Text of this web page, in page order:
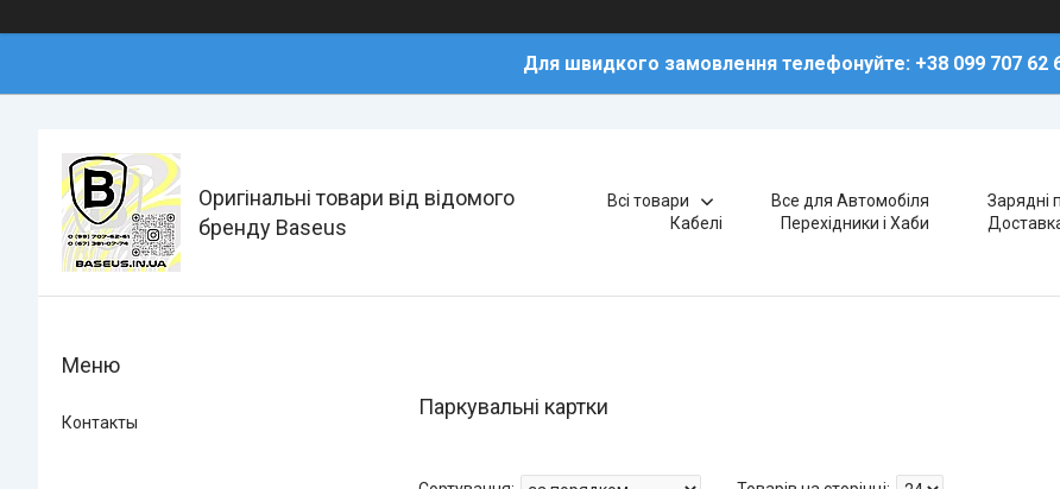
Для швидкого замовлення телефонуйте: +38 099 707 62
Оригінальні товари від відомого
бренду Baseus
Всі товари Все для Автомобіля
Зарядні
Кабелі
Перехідники і Хаби
Паркувальні картки
Контакты